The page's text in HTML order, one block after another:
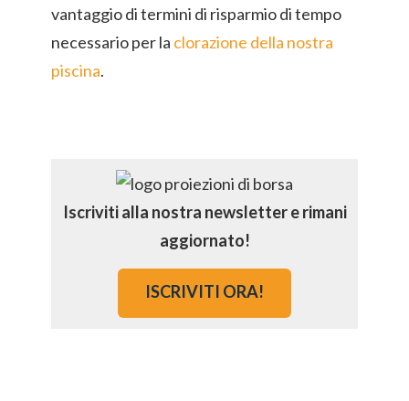
vantaggio di termini di risparmio di tempo
necessario per la clorazione della nostra
piscina.
Iscriviti alla nostra newsletter e rimani
aggiornato!
ISCRIVITI ORA!